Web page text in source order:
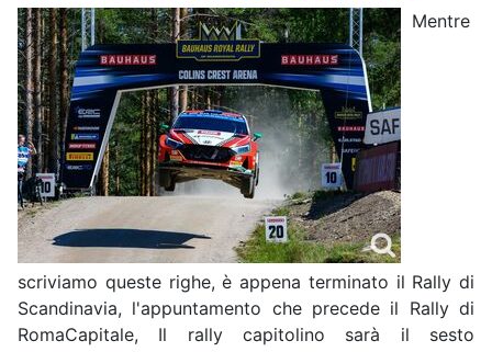
Mentre
scriviamo queste righe, è appena terminato il Rally di
Scandinavia, l'appuntamento che precede il Rally di
RomaCapitale, Il rally capitolino sarà il sesto